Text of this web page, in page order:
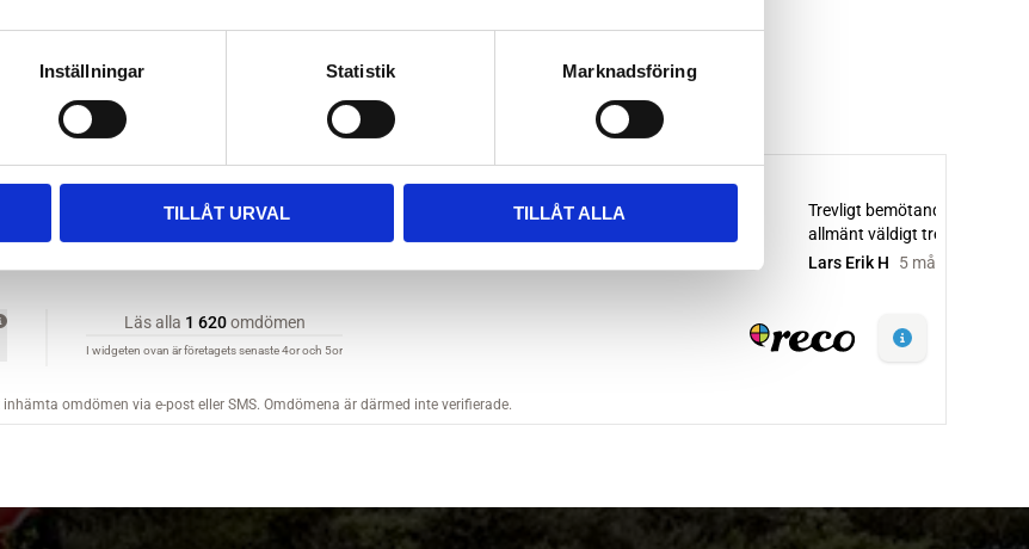
Inställningar Statistik Marknadsföring
TILLÅT URVAL TILLÅT ALLA